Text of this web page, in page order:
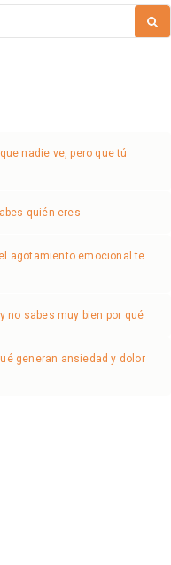
nadie ve, pero que tú
quién eres
agotamiento emocional te
no sabes muy bien por qué
generan ansiedad y dolor